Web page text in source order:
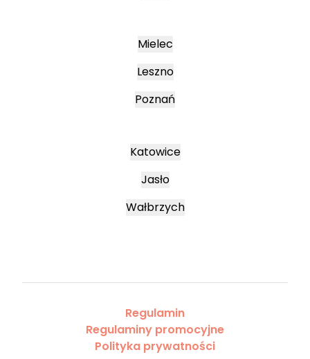
Mielec
Leszno
Poznań
Katowice
Jasło
Wałbrzych
Regulamin
Regulaminy promocyjne
Polityka prywatności